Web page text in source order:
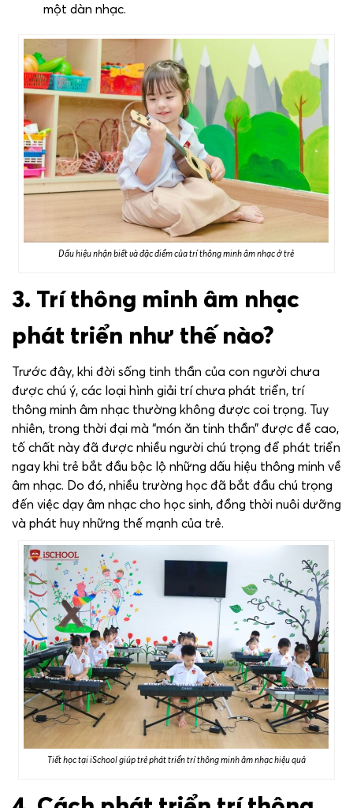
một dàn nhạc.
Dấu hiệu nhận biết và đặc điểm của trí thông minh âm nhạc ở trẻ
3. Trí thông minh âm nhạc
phát triển như thế nào?
Trước đây, khi đời sống tinh thần của con người chưa
được chú ý, các loại hình giải trí chưa phát triển, trí
thông minh âm nhạc thường không được coi trọng. Tuy
nhiên, trong thời đại mà “món ăn tinh thần” được đề cao,
tố chất này đã được nhiều người chú trọng để phát triển
ngay khi trẻ bắt đầu bộc lộ những dấu hiệu thông minh về
âm nhạc. Do đó, nhiều trường học đã bắt đầu chú trọng
đến việc dạy âm nhạc cho học sinh, đồng thời nuôi dưỡng
và phát huy những thế mạnh của trẻ.
Tiết học tại iSchool giúp trẻ phát triển trí thông minh âm nhạc hiệu quả